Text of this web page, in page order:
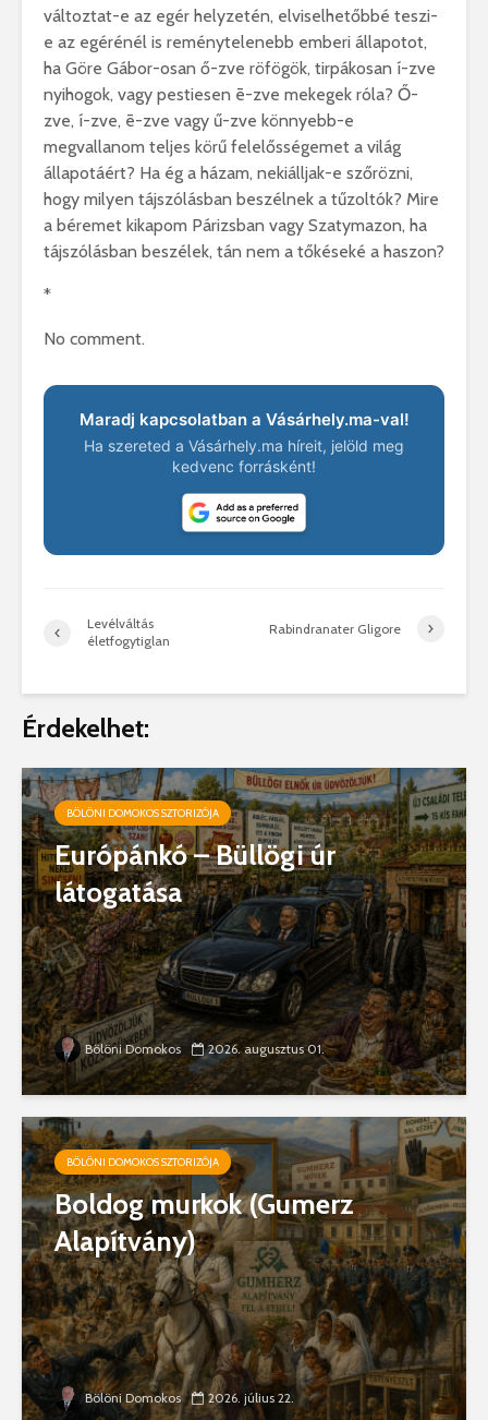
változtat-e az egér helyzetén, elviselhetőbbé teszi-
e az egérénél is reménytelenebb emberi állapotot,
ha Göre Gábor-osan ő-zve röfögök, tirpákosan í-zve
nyihogok, vagy pestiesen ē-zve mekegek róla? Ő-
zve, í-zve, ē-zve vagy ű-zve könnyebb-e
megvallanom teljes körű felelősségemet a világ
állapotáért? Ha ég a házam, nekiálljak-e szőrözni,
hogy milyen tájszólásban beszélnek a tűzoltók? Mire
a béremet kikapom Párizsban vagy Szatymazon, ha
tájszólásban beszélek, tán nem a tőkéseké a haszon?
*
No comment.
Maradj kapcsolatban a Vásárhely.ma-val!
Ha szereted a Vásárhely.ma híreit, jelöld meg
kedvenc forrásként!
Levélváltás
életfogytiglan
Rabindranater Gligore
Érdekelhet:
BÖLÖNI DOMOKOS SZTORIZÓJA
Európánkó – Büllögi úr
látogatása
Bölöni Domokos 2026. augusztus 01.
BÖLÖNI DOMOKOS SZTORIZÓJA
Boldog murkok (Gumerz
Alapítvány)
Bölöni Domokos 2026. július 22.